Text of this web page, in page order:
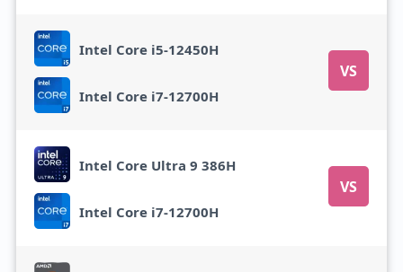
Intel Core i5-12450H
VS
Intel Core i7-12700H
Intel Core Ultra 9 386H
VS
Intel Core i7-12700H